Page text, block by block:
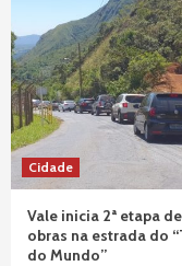
Cidade
Vale inicia 2ª etapa de
obras na estrada do
do Mundo”